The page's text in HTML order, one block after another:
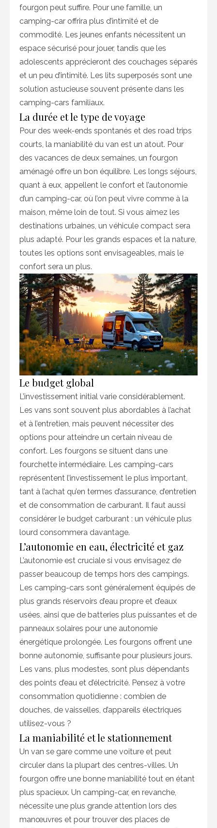
fourgon peut suffire. Pour une famille, un
camping-car offrira plus d’intimité et de
commodité. Les jeunes enfants nécessitent un
espace sécurisé pour jouer, tandis que les
adolescents apprécieront des couchages séparés
et un peu d’intimité. Les lits superposés sont une
solution astucieuse souvent présente dans les
camping-cars familiaux.
La durée et le type de voyage
Pour des week-ends spontanés et des road trips
courts, la maniabilité du van est un atout. Pour
des vacances de deux semaines, un fourgon
aménagé offre un bon équilibre. Les longs séjours,
quant à eux, appellent le confort et l’autonomie
d’un camping-car, où l’on peut vivre comme à la
maison, même loin de tout. Si vous aimez les
destinations urbaines, un véhicule compact sera
plus adapté. Pour les grands espaces et la nature,
toutes les options sont envisageables, mais le
confort sera un plus.
Le budget global
L’investissement initial varie considérablement.
Les vans sont souvent plus abordables à l’achat
et à l’entretien, mais peuvent nécessiter des
options pour atteindre un certain niveau de
confort. Les fourgons se situent dans une
fourchette intermédiaire. Les camping-cars
représentent l’investissement le plus important,
tant à l’achat qu’en termes d’assurance, d’entretien
et de consommation de carburant. Il faut aussi
considérer le budget carburant : un véhicule plus
lourd consommera davantage.
L’autonomie en eau, électricité et gaz
L’autonomie est cruciale si vous envisagez de
passer beaucoup de temps hors des campings.
Les camping-cars sont généralement équipés de
plus grands réservoirs d’eau propre et d’eaux
usées, ainsi que de batteries plus puissantes et de
panneaux solaires pour une autonomie
énergétique prolongée. Les fourgons offrent une
bonne autonomie, suffisante pour plusieurs jours.
Les vans, plus modestes, sont plus dépendants
des points d’eau et d’électricité. Pensez à votre
consommation quotidienne : combien de
douches, de vaisselles, d’appareils électriques
utilisez-vous ?
La maniabilité et le stationnement
Un van se gare comme une voiture et peut
circuler dans la plupart des centres-villes. Un
fourgon offre une bonne maniabilité tout en étant
plus spacieux. Un camping-car, en revanche,
nécessite une plus grande attention lors des
manœuvres et pour trouver des places de